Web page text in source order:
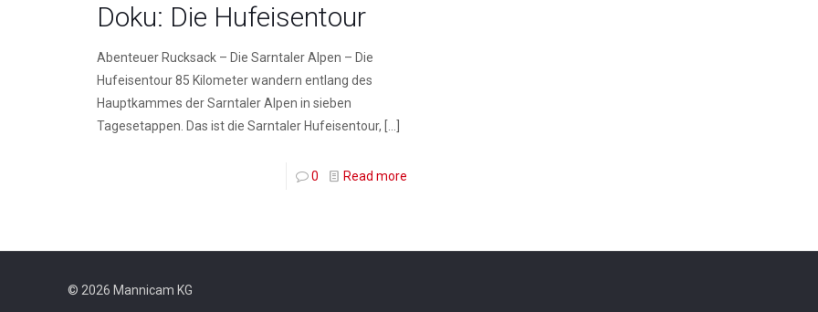
Doku: Die Hufeisentour
Abenteuer Rucksack – Die Sarntaler Alpen – Die
Hufeisentour 85 Kilometer wandern entlang des
Hauptkammes der Sarntaler Alpen in sieben
Tagesetappen. Das ist die Sarntaler Hufeisentour,
0 Read more
© 2026 Mannicam KG